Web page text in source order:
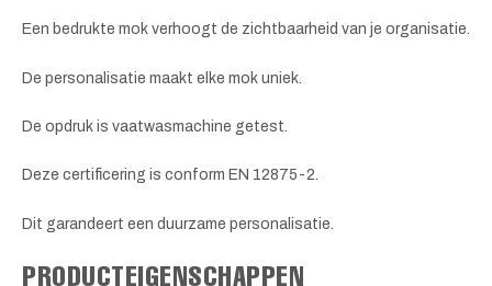
Een bedrukte mok verhoogt de zichtbaarheid van je organisatie.
De personalisatie maakt elke mok uniek.
De opdruk is vaatwasmachine getest.
Deze certificering is conform EN 12875-2.
Dit garandeert een duurzame personalisatie.
PRODUCTEIGENSCHAPPEN